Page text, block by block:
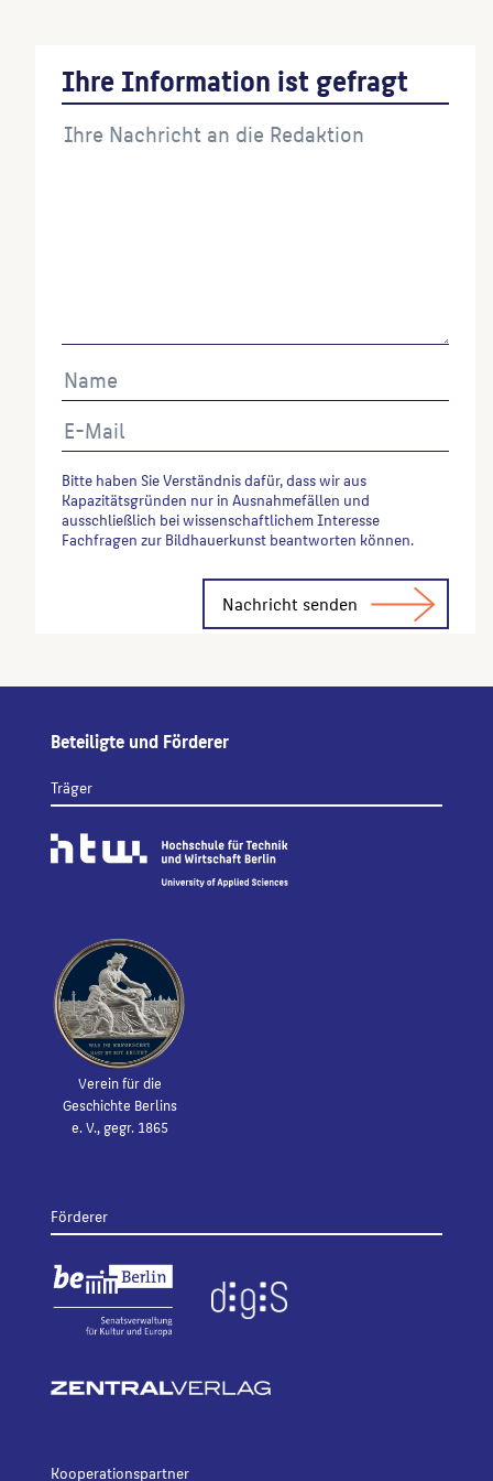
Ihre Information ist gefragt
Bitte haben Sie Verständnis dafür, dass wir aus
Kapazitätsgründen nur in Ausnahmefällen und
ausschließlich bei wissenschaftlichem Interesse
Fachfragen zur Bildhauerkunst beantworten können.
Beteiligte und Förderer
Träger
Verein für die
Geschichte Berlins
e. V., gegr. 1865
Förderer
Kooperationspartner